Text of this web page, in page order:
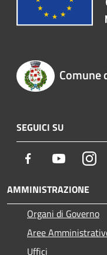
Comune
SEGUICI SU
Facebook Youtube
AMMINISTRAZIONE
Organi di Governo
Aree
Uffici